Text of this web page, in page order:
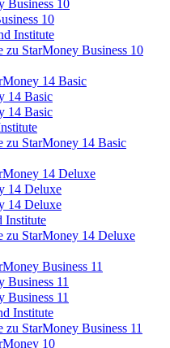
Business 10
10
Institute
StarMoney Business 10
14 Basic
14 Basic
14 Basic
StarMoney 14 Basic
14 Deluxe
14 Deluxe
14 Deluxe
Institute
StarMoney 14 Deluxe
Business 11
11
11
Institute
StarMoney Business 11
10